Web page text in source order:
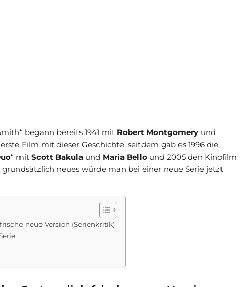
begann bereits 1941 mit Robert Montgomery und
Film mit dieser Geschichte, seitdem gab es 1996 die
“ mit Scott Bakula und Maria Bello und 2005 den Kinofilm
grundsätzlich neues würde man bei einer neue Serie jetzt
neue Version (Serienkritik)